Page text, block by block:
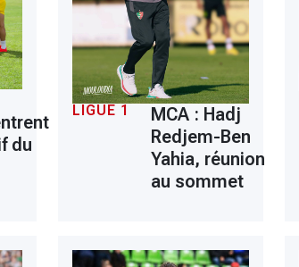
du
LIGUE 1
MCA : Hadj
Redjem-Ben
Yahia, réunion
au sommet